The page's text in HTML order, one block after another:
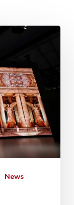
News